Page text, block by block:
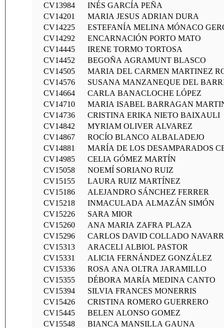
CV13984
INÉS GARCÍA PEÑA
CV14201
MARIA JESUS ADRIAN DURA
CV14225
ESTEFANÍA MELINA MÓNACO
CV14292
ENCARNACIÓN PORTO MATO
CV14445
IRENE TORMO TORTOSA
CV14452
BEGOÑA AGRAMUNT BLASCO
CV14505
MARIA DEL CARMEN MARTINEZ
CV14576
SUSANA MANZANEQUE DEL
CV14664
CARLA BANACLOCHE LÓPEZ
CV14710
MARIA ISABEL BARRAGAN
CV14736
CRISTINA ERIKA NIETO BAIXAULI
CV14842
MYRIAM OLIVER ALVAREZ
CV14867
ROCÍO BLANCO ALBALADEJO
CV14881
MARÍA DE LOS DESAMPARADOS
CV14985
CELIA GÓMEZ MARTÍN
CV15058
NOEMÍ SORIANO RUIZ
CV15155
LAURA RUIZ MARTÍNEZ
CV15186
ALEJANDRO SÁNCHEZ FERRER
CV15218
INMACULADA ALMAZÁN SIMÓN
CV15226
SARA MIOR
CV15260
ANA MARIA ZAFRA PLAZA
CV15296
CARLOS DAVID COLLADO
CV15313
ARACELI ALBIOL PASTOR
CV15331
ALICIA FERNÁNDEZ GONZÁLEZ
CV15336
ROSA ANA OLTRA JARAMILLO
CV15355
DÉBORA MARÍA MEDINA CANTO
CV15394
SILVIA FRANCES MONERRIS
CV15426
CRISTINA ROMERO GUERRERO
CV15445
BELEN ALONSO GOMEZ
CV15548
BIANCA MANSILLA GAUNA